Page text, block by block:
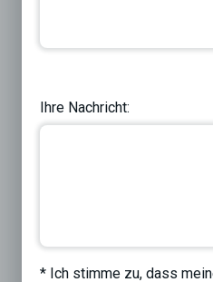
Ihre Nachricht:
* Ich stimme zu, dass